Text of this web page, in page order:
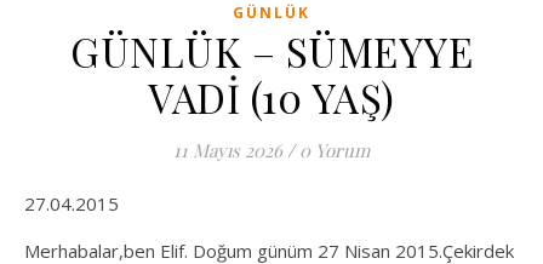
GÜNLÜK
GÜNLÜK – SÜMEYYE
VADİ (10 YAŞ)
11 Mayıs 2026 / 0 Yorum
27.04.2015
Merhabalar,ben Elif. Doğum günüm 27 Nisan 2015.Çekirdek